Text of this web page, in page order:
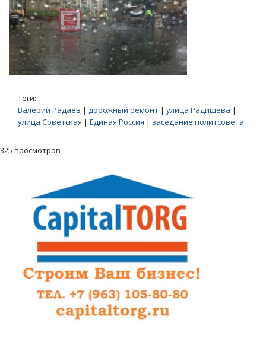
Теги:
Валерий Радаев | дорожный ремонт | улица Радищева |
улица Советская | Единая Россия | заседание политсовета
325 просмотров